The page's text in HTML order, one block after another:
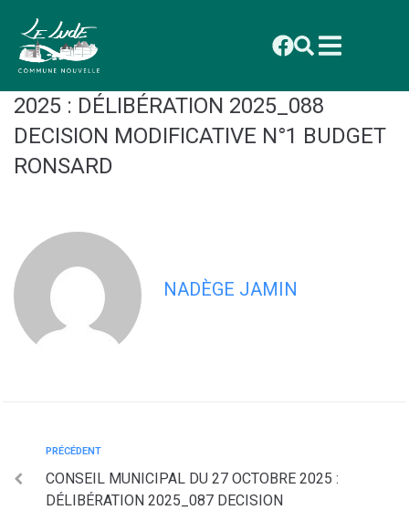
principal
Commune Nouvelle du Lude
CONSEIL MUNICIPAL DU 27 OCTOBRE
2025 : DÉLIBÉRATION 2025_088
DECISION MODIFICATIVE N°1 BUDGET
RONSARD
NADÈGE JAMIN
PRÉCÉDENT
CONSEIL MUNICIPAL DU 27 OCTOBRE 2025 :
DÉLIBÉRATION 2025_087 DECISION